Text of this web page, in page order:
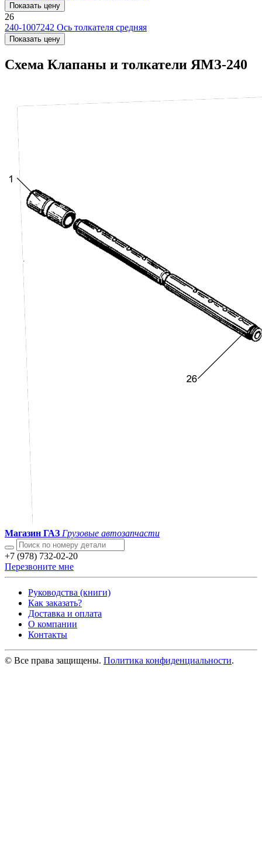
Показать цену
26
240-1007242 Ось толкателя средняя
Показать цену
Схема Клапаны и толкатели ЯМЗ-240
Магазин ГАЗ Грузовые автозапчасти
+7 (978) 732-02-20
Перезвоните мне
Руководства (книги)
Как заказать?
Доставка и оплата
О компании
Контакты
© Все права защищены. Политика конфиденциальности.